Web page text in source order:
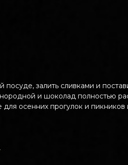
залить сливками и
и шоколад полностью
осенних прогулок и